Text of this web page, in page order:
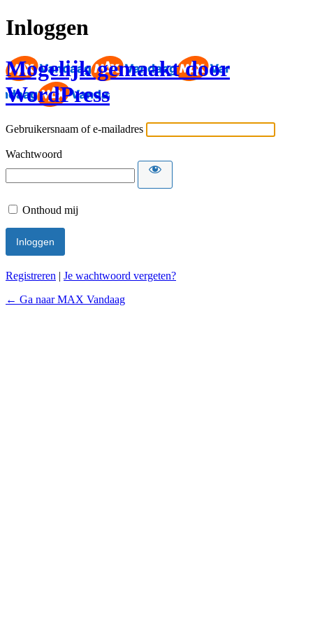
Inloggen
Mogelijk gemaakt door
WordPress
Gebruikersnaam of e-mailadres
Wachtwoord
Onthoud mij
Registreren | Je wachtwoord vergeten?
← Ga naar MAX Vandaag